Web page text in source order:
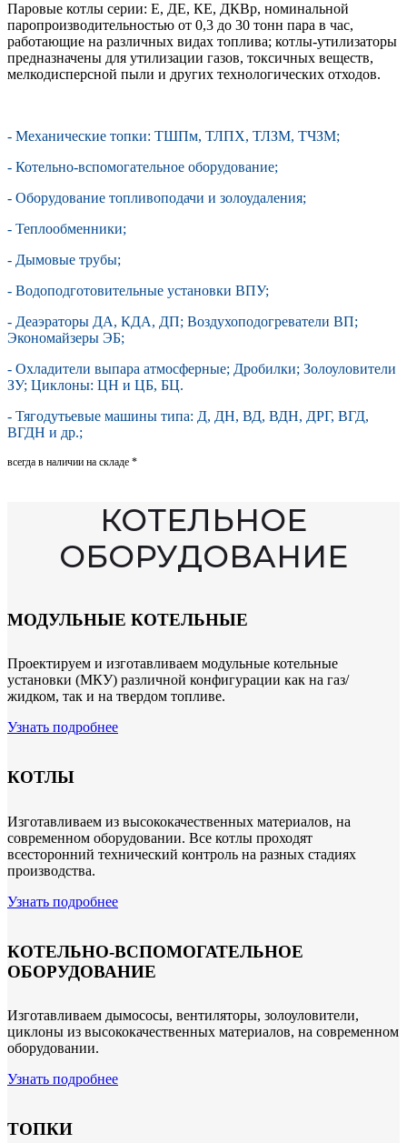
Паровые котлы серии: Е, ДЕ, КЕ, ДКВр, номинальной
паропроизводительностью от 0,3 до 30 тонн пара в час,
работающие на различных видах топлива; котлы-утилизаторы
предназначены для утилизации газов, токсичных веществ,
мелкодисперсной пыли и других технологических отходов.
- Механические топки: ТШПм, ТЛПХ, ТЛЗМ, ТЧЗМ;
- Котельно-вспомогательное оборудование;
- Оборудование топливоподачи и золоудаления;
- Теплообменники;
- Дымовые трубы;
- Водоподготовительные установки ВПУ;
- Деаэраторы ДА, КДА, ДП; Воздухоподогреватели ВП;
Экономайзеры ЭБ;
- Охладители выпара атмосферные; Дробилки; Золоуловители
ЗУ; Циклоны: ЦН и ЦБ, БЦ.
- Тягодутьевые машины типа: Д, ДН, ВД, ВДН, ДРГ, ВГД,
ВГДН и др.;
всегда в наличии на складе *
КОТЕЛЬНОЕ
ОБОРУДОВАНИЕ
МОДУЛЬНЫЕ КОТЕЛЬНЫЕ
Проектируем и изготавливаем модульные котельные
установки (МКУ) различной конфигурации как на газ/
жидком, так и на твердом топливе.
Узнать подробнее
КОТЛЫ
Изготавливаем из высококачественных материалов, на
современном оборудовании. Все котлы проходят
всесторонний технический контроль на разных стадиях
производства.
Узнать подробнее
КОТЕЛЬНО-ВСПОМОГАТЕЛЬНОЕ
ОБОРУДОВАНИЕ
Изготавливаем дымососы, вентиляторы, золоуловители,
циклоны из высококачественных материалов, на современном
оборудовании.
Узнать подробнее
ТОПКИ